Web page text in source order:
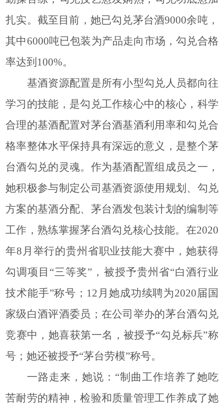
扎实。截至目前，她已勾兑茅台酒9000余吨，
其中6000吨已包装为产品走向市场，勾兑合格
率达到100%。
基酒资源配置是所有小型勾兑人员都向往
学习的技能，是勾兑工作核心中的核心 ， 科学
合理的基酒配置对茅台酒基酒利用率和勾兑合
格率整体水平保持具有深远的意义，是整个茅
台酒勾兑的灵魂。作为基酒配置组成员之一，
她积极参与制定公司基酒资源使用规划、勾兑
方案的基酒分配、茅台酒发包装计划的编制等
工作，熟练掌握茅台酒勾兑核心技能。 在2020
年8月举行的贵州省职业技能大赛中，她获得
勾调项目“三等奖”，被授予贵州省“白酒行业
技术能手”称号；12月她成功续聘为2020届国
家级白酒评酒委员；在公司举办的茅台酒勾兑
竞赛中，她喜获第一名，被授予“勾兑标兵”称
号；她还被授予“茅台劳模”称号。
一路走来，她说：“制曲工作培养了她吃
苦耐劳的精神，检验和质量管理工作养成了她